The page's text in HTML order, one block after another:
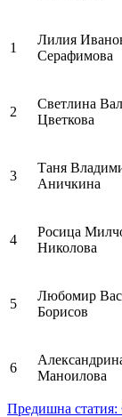
1
Лилия
Серафимова
2
Светлина
Цветкова
3
Таня
Аничкина
4
Росица
Николова
5
Любомир
Борисов
6
Маноилова
Предишна статия: